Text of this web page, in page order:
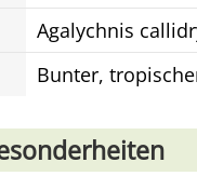
Agalychnis
Bunter,